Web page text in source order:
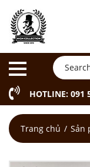
HOTLINE: 091
Trang chủ Sản